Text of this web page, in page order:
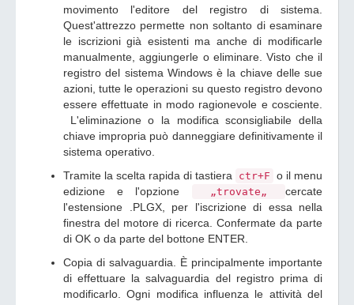
movimento l'editore del registro di sistema.
Quest'attrezzo permette non soltanto di esaminare
le iscrizioni già esistenti ma anche di modificarle
manualmente, aggiungerle o eliminare. Visto che il
registro del sistema Windows è la chiave delle sue
azioni, tutte le operazioni su questo registro devono
essere effettuate in modo ragionevole e cosciente.
L'eliminazione o la modifica sconsigliabile della
chiave impropria può danneggiare definitivamente il
sistema operativo.
Tramite la scelta rapida di tastiera
ctr+F o il menu
edizione e l'opzione
„trovate„
cercate
l'estensione .PLGX, per l'iscrizione di essa nella
finestra del motore di ricerca. Confermate da parte
di OK o da parte del bottone ENTER.
Copia di salvaguardia. È principalmente importante
di effettuare la salvaguardia del registro prima di
modificarlo. Ogni modifica influenza le attività del